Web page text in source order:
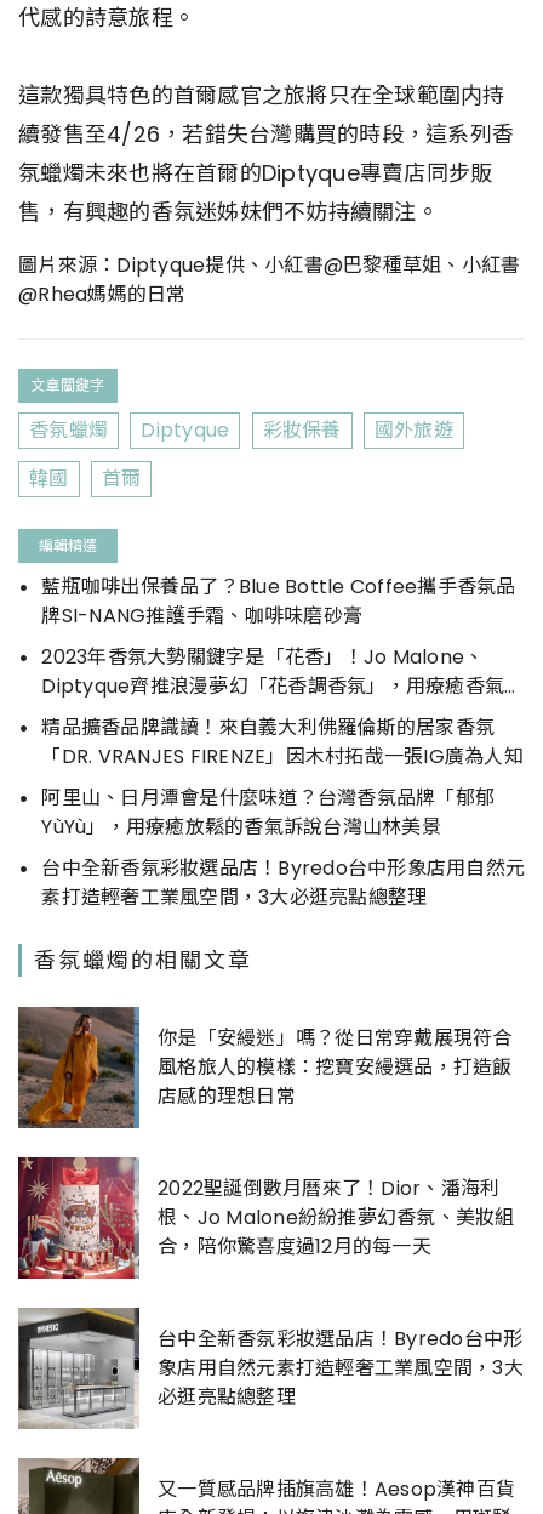
代感的詩意旅程。
這款獨具特色的首爾感官之旅將只在全球範圍内持
續發售至4/26，若錯失台灣購買的時段，這系列香
氛蠟燭未來也將在首爾的Diptyque專賣店同步販
售，有興趣的香氛迷姊妹們不妨持續關注。
圖片來源：Diptyque提供、小紅書@巴黎種草姐 、小紅書
@Rhea媽媽的日常
文章關鍵字
香氛蠟燭 Diptyque 彩妝保養
國外旅遊
韓國
首爾
編輯精選
藍瓶咖啡出保養品了？Blue Bottle Coffee攜手香氛品
牌SI-NANG推護手霜、咖啡味磨砂膏
2023年香氛大勢關鍵字是「花香」！Jo Malone、
Diptyque齊推浪漫夢幻「花香調香氛」，用療癒香氣開
啟新的一年
精品擴香品牌識讀！來自義大利佛羅倫斯的居家香氛
「DR. VRANJES FIRENZE」因木村拓哉一張IG廣為人知
阿里山、日月潭會是什麼味道？台灣香氛品牌「郁郁
YùYù」，用療癒放鬆的香氣訴說台灣山林美景
台中全新香氛彩妝選品店！Byredo台中形象店用自然元
素打造輕奢工業風空間，3大必逛亮點總整理
香氛蠟燭的相關文章
你是「安縵迷」嗎？從日常穿戴展現符合
風格旅人的模樣：挖寶安縵選品，打造飯
店感的理想日常
2022聖誕倒數月曆來了！Dior、潘海利
根、Jo Malone紛紛推夢幻香氛、美妝組
合，陪你驚喜度過12月的每一天
台中全新香氛彩妝選品店！Byredo台中形
象店用自然元素打造輕奢工業風空間，3大
必逛亮點總整理
又一質感品牌插旗高雄！Aesop漢神百貨